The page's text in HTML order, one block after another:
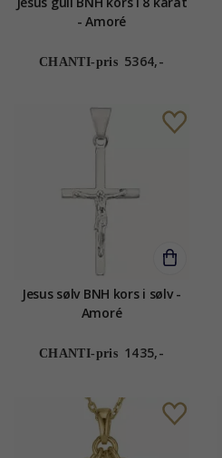
- Amoré
CHANTI-pris 5364,-
Jesus sølv BNH kors i sølv -
Amoré
CHANTI-pris 1435,-